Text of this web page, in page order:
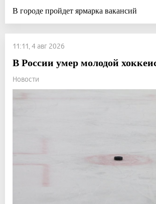
В городе пройдет ярмарка вакансий
11:11, 4 авг 2026
В России умер молодой
Новости